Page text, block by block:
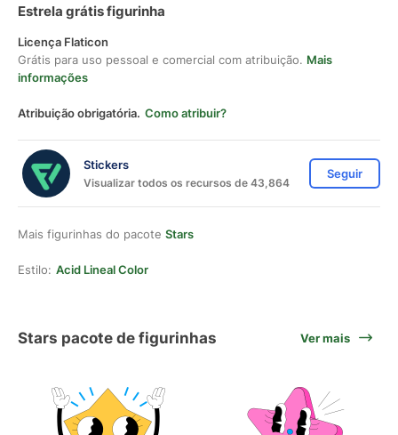
Estrela grátis figurinha
Licença Flaticon
Grátis para uso pessoal e comercial com atribuição. Mais
informações
Atribuição obrigatória. Como atribuir?
Stickers
Visualizar todos os recursos de 43,864
Seguir
Mais figurinhas do pacote Stars
Estilo: Acid Lineal Color
Stars pacote de figurinhas Ver mais